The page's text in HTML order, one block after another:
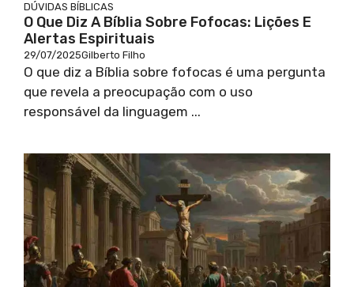
DÚVIDAS BÍBLICAS
O Que Diz A Bíblia Sobre Fofocas: Lições E
Alertas Espirituais
29/07/2025Gilberto Filho
O que diz a Bíblia sobre fofocas é uma pergunta
que revela a preocupação com o uso
responsável da linguagem ...